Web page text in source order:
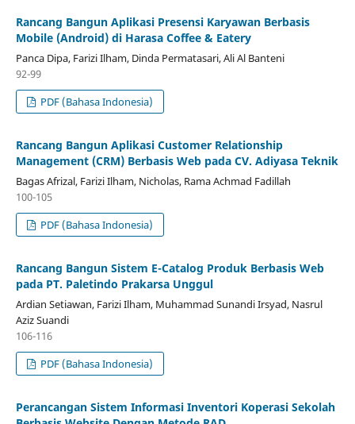
Rancang Bangun Aplikasi Presensi Karyawan Berbasis
Mobile (Android) di Harasa Coffee & Eatery
Panca Dipa, Farizi Ilham, Dinda Permatasari, Ali Al Banteni
92-99
PDF (Bahasa Indonesia)
Rancang Bangun Aplikasi Customer Relationship
Management (CRM) Berbasis Web pada CV. Adiyasa Teknik
Bagas Afrizal, Farizi Ilham, Nicholas, Rama Achmad Fadillah
100-105
PDF (Bahasa Indonesia)
Rancang Bangun Sistem E-Catalog Produk Berbasis Web
pada PT. Paletindo Prakarsa Unggul
Ardian Setiawan, Farizi Ilham, Muhammad Sunandi Irsyad, Nasrul
Aziz Suandi
106-116
PDF (Bahasa Indonesia)
Perancangan Sistem Informasi Inventori Koperasi Sekolah